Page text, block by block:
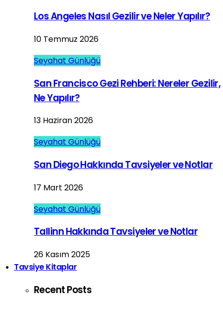
Los Angeles Nasıl Gezilir ve Neler Yapılır?
10 Temmuz 2026
Seyahat Günlüğü
San Francisco Gezi Rehberi: Nereler Gezilir,
Ne Yapılır?
13 Haziran 2026
Seyahat Günlüğü
San Diego Hakkında Tavsiyeler ve Notlar
17 Mart 2026
Seyahat Günlüğü
Tallinn Hakkında Tavsiyeler ve Notlar
26 Kasım 2025
Tavsiye Kitaplar
Recent Posts